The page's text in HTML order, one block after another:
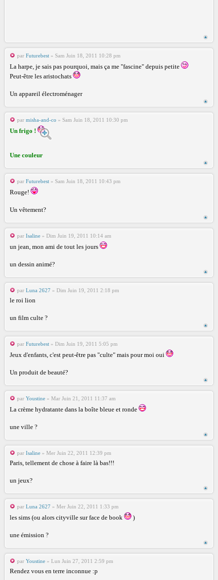
par Futurebest » Sam Juin 18, 2011 10:28 pm
La harpe, je sais pas pourquoi, mais ça me "fascine" depuis petite
Peut-être les aristochats
Un appareil électroménager
par misha-and-co » Sam Juin 18, 2011 10:30 pm
Un frigo !
Une couleur
par Futurebest » Sam Juin 18, 2011 10:43 pm
Rouge!
Un vêtement?
par Isaline » Dim Juin 19, 2011 10:14 am
un jean, mon ami de tout les jours
un dessin animé?
par Luna 2627 » Dim Juin 19, 2011 2:18 pm
le roi lion
un film culte ?
par Futurebest » Dim Juin 19, 2011 5:05 pm
Jeux d'enfants, c'est peut-être pas "culte" mais pour moi oui
Un produit de beauté?
par Youstine » Mar Juin 21, 2011 11:37 am
La crème hydratante dans la boîte bleue et ronde
une ville ?
par Isaline » Mer Juin 22, 2011 12:39 pm
Paris, tellement de chose à faire là bas!!!
un jeux?
par Luna 2627 » Mer Juin 22, 2011 1:33 pm
les sims (ou alors cityville sur face de book )
une émission ?
par Youstine » Lun Juin 27, 2011 2:59 pm
Rendez vous en terre inconnue :p